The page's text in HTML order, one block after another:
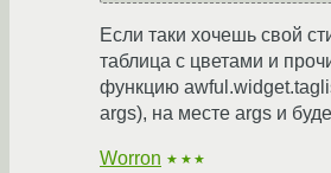
Если таки хочешь свой
таблица с цветами и
функцию
args), на месте args и
Worron ★★★